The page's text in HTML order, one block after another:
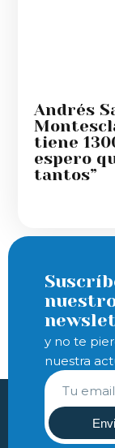
Andrés
tiene
espero
tantos”
y no te
nuestra